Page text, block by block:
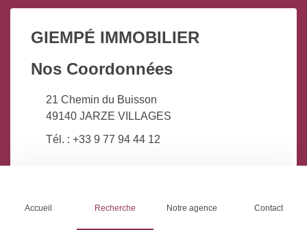
Accueil Recherche Notre agence Contact
GIEMPÉ IMMOBILIER
Nos Coordonnées
21 Chemin du Buisson
49140 JARZE VILLAGES
Tél. : +33 9 77 94 44 12
Nos Services Liens pratiques